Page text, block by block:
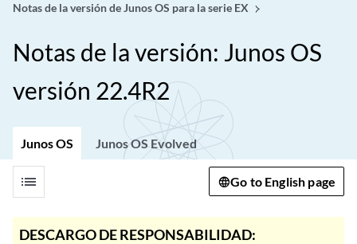
Notas de la versión de Junos OS para la serie EX
Notas de la versión: Junos OS
versión 22.4R2
Junos OS Junos OS Evolved
list Go to English page
DESCARGO DE RESPONSABILIDAD: